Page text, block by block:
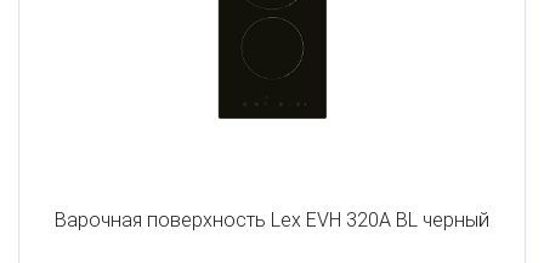
Варочная поверхность Lex EVH 320A BL черный